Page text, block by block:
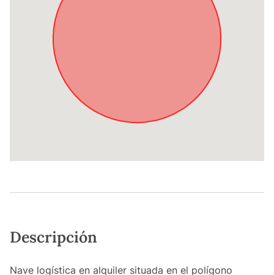
Descripción
Nave logística en alquiler situada en el polígono